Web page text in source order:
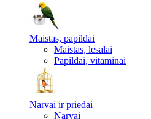
Maistas, papildai
Maistas, lesalai
Papildai, vitaminai
Narvai ir priedai
Narvai